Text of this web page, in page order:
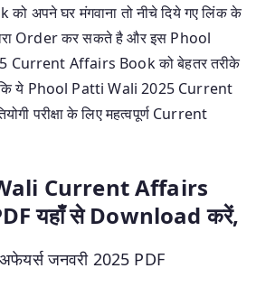
अपने घर मंगवाना तो नीचे दिये गए लिंक के
Order कर सकते है और इस Phool
Current Affairs Book को बेहतर तरीके
ये Phool Patti Wali 2025 Current
परीक्षा के लिए महत्वपूर्ण Current
Current Affairs
यहाँ से Download करें,
जनवरी 2025 PDF